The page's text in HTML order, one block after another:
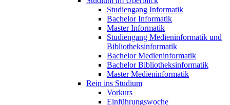
Studiengang Informatik
Bachelor Informatik
Master Informatik
Studiengang Medieninformatik und
Bibliotheksinformatik
Bachelor Medieninformatik
Bachelor Bibliotheksinformatik
Master Medieninformatik
Rein ins Studium
Vorkurs
Einführungswoche